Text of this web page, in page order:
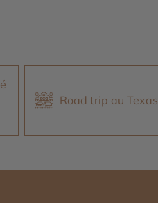
Road trip au Texas